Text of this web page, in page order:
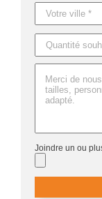
Joindre un ou